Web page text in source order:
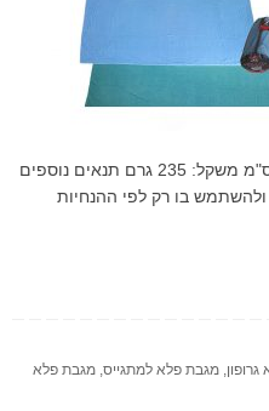
רשת בגודל 20 ס"מ מידות: 140X70 ס"מ משקל: 235 גרם תנאים נוספים
ולהשתמש בו רק לפי ההנחיות
מגבת פלא למתגייס, מגבת פלא